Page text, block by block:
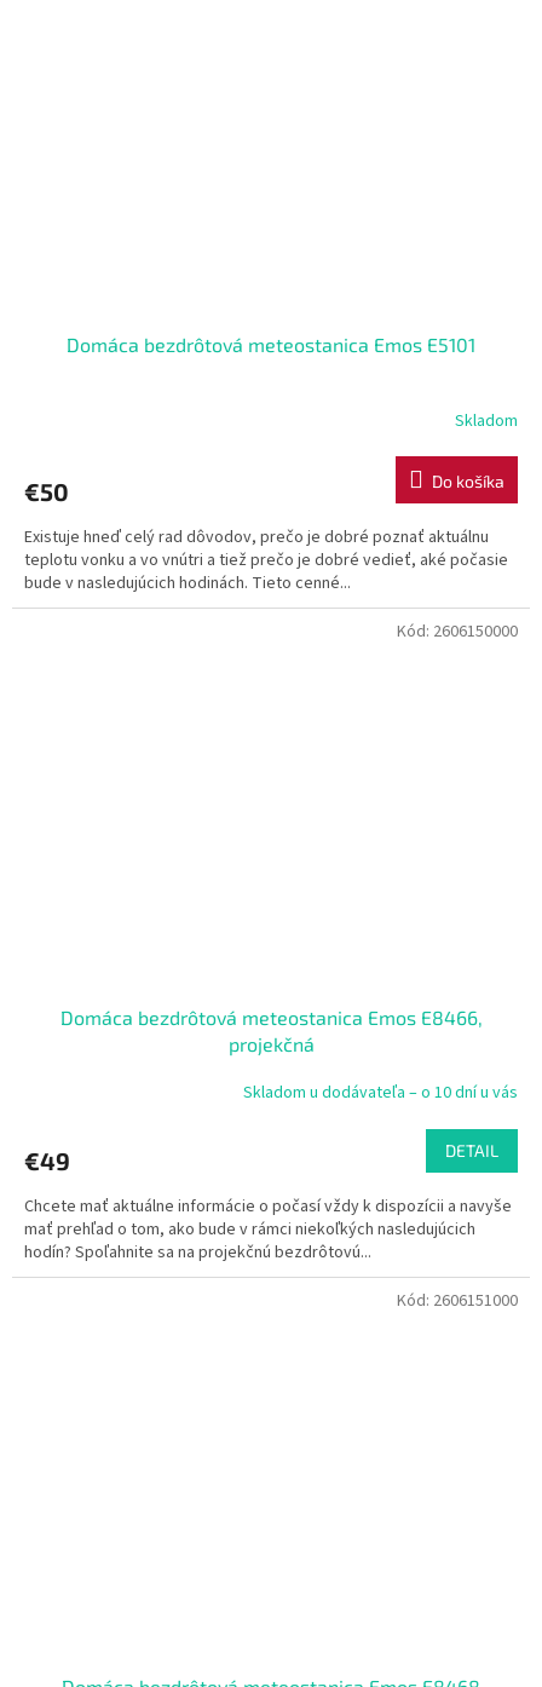
Domáca bezdrôtová meteostanica Emos E5101
Skladom
€50 Do košíka
Existuje hneď celý rad dôvodov, prečo je dobré poznať aktuálnu
teplotu vonku a vo vnútri a tiež prečo je dobré vedieť, aké počasie
bude v nasledujúcich hodinách. Tieto cenné...
Domáca bezdrôtová meteostanica Emos E8466,
projekčná
Skladom u dodávateľa – o 10 dní u vás
€49 DETAIL
Chcete mať aktuálne informácie o počasí vždy k dispozícii a navyše
mať prehľad o tom, ako bude v rámci niekoľkých nasledujúcich
hodín? Spoľahnite sa na projekčnú bezdrôtovú...
Kód: 2606150000
Kód: 2606151000